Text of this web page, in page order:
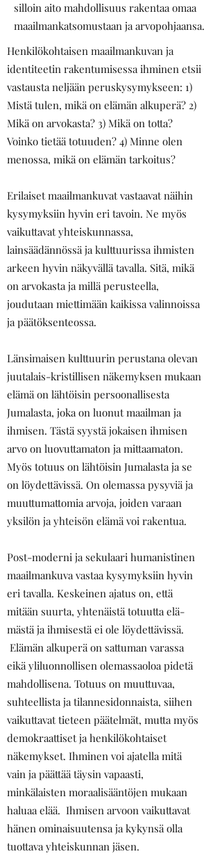
silloin aito mahdollisuus rakentaa omaa
maailmankatsomustaan ja arvopohjaansa.
Henkilökohtaisen maailmankuvan ja
identiteetin rakentumisessa ihminen etsii
vastausta neljään peruskysymykseen: 1)
Mistä tulen, mikä on elämän alkuperä? 2)
Mikä on arvokasta? 3) Mikä on totta?
Voinko tietää totuuden? 4) Minne olen
menossa, mikä on elämän tarkoitus?
Erilaiset maailmankuvat vastaavat näihin
kysymyksiin hyvin eri tavoin. Ne myös
vaikuttavat yhteiskunnassa,
lainsäädännössä ja kulttuurissa ihmisten
arkeen hyvin näkyvällä tavalla. Sitä, mikä
on arvokasta ja millä perusteella,
joudutaan miettimään kaikissa valinnoissa
ja päätöksenteossa.
Länsimaisen kulttuurin perustana olevan
juutalais-kristillisen näkemyksen mukaan
elämä on lähtöisin persoonallisesta
Jumalasta, joka on luonut maailman ja
ihmisen. Tästä syystä jokaisen ihmisen
arvo on luovuttamaton ja mittaamaton.
Myös totuus on lähtöisin Jumalasta ja se
on löydettävissä. On olemassa pysyviä ja
muuttumattomia arvoja, joiden varaan
yksilön ja yhteisön elämä voi rakentua.
Post-moderni ja sekulaari humanistinen
maailmankuva vastaa kysymyksiin hyvin
eri tavalla. Keskeinen ajatus on, että
mitään suurta, yhtenäistä totuutta elä­
mästä ja ihmisestä ei ole löydettävissä.
Elämän alkuperä on sattuman varassa
eikä yliluonnollisen olemassaoloa pidetä
mahdollisena. Totuus on muuttuvaa,
suhteellista ja tilannesidonnaista, siihen
vaikuttavat tieteen päätelmät, mutta myös
demokraattiset ja henkilökohtaiset
näkemykset. Ihminen voi ajatella mitä
vain ja päättää täy­sin vapaasti,
minkälaisten moraalisääntöjen mukaan
haluaa elää. Ihmisen arvoon vaikuttavat
hänen ominaisuutensa ja kykynsä olla
tuottava yhteiskunnan jäsen.